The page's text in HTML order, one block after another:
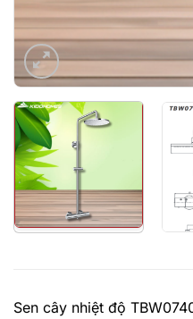
Sen cây nhiệt độ